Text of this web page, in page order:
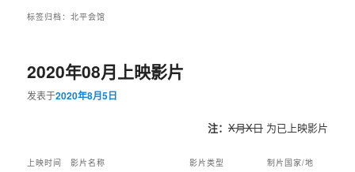
标签归档：北平会馆
2020年08月上映影片
发表于2020年8月5日
注： X月X日为已上映影片
上映时间 影片名称 影片类型
制片国家/地